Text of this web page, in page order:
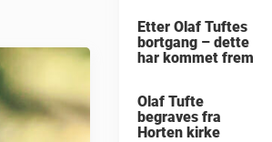
Etter Olaf Tuftes
bortgang – dette
har kommet frem
Olaf Tufte
begraves fra
Horten kirke